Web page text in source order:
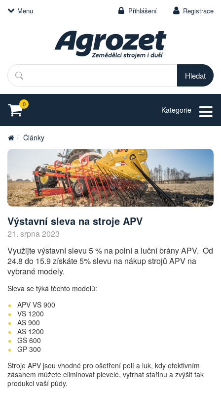
Menu Přihlášení Registrace
Hledat
0
Kategorie
Články
Výstavní sleva na stroje APV
21. srpna 2023
Využijte výstavní slevu 5 % na polní a luční brány APV. Od
24.8 do 15.9 získáte 5% slevu na nákup strojů APV na
vybrané modely.
Sleva se týká těchto modelů:
APV VS 900
VS 1200
AS 900
AS 1200
GS 600
GP 300
Stroje APV jsou vhodné pro ošetření polí a luk, kdy efektivním
zásahem můžete eliminovat plevele, vytrhat stařinu a zvýšit tak
produkci vaší půdy.